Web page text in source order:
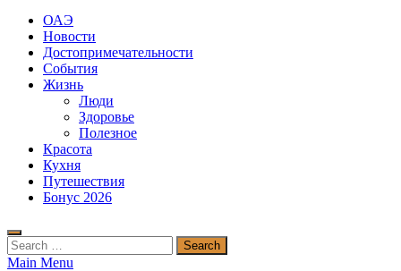
ОАЭ
Новости
Достопримечательности
События
Жизнь
Люди
Здоровье
Полезное
Красота
Кухня
Путешествия
Бонус 2026
Search
for:
Main Menu